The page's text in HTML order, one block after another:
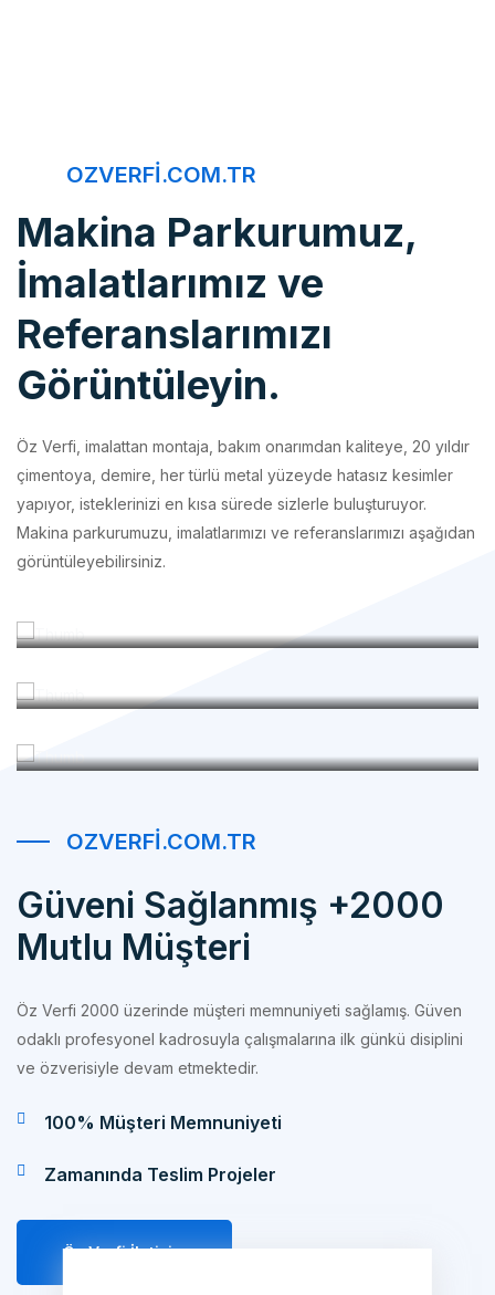
Makina Parkurumuz,
İmalatlarımız ve
Referanslarımızı
Görüntüleyin.
Öz Verfi, imalattan montaja, bakım onarımdan kaliteye, 20 yıldır
yapıyor, isteklerinizi en kısa sürede sizlerle buluşturuyor.
Makina parkurumuzu, imalatlarımızı ve referanslarımızı aşağıdan
görüntüleyebilirsiniz.
İmalatlarımız
Güveni Sağlanmış +2000
Mutlu Müşteri
Öz Verfi 2000 üzerinde müşteri memnuniyeti sağlamış. Güven
ve özverisiyle devam etmektedir.
100% Müşteri Memnuniyeti
Zamanında Teslim Projeler